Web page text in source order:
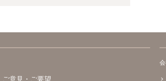
ご意見・ご要望